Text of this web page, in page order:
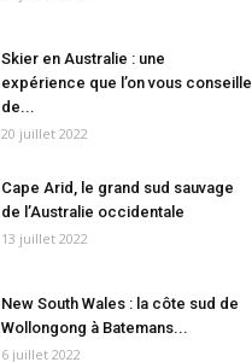
Skier en Australie : une
expérience que l’on vous conseille
de...
20 juillet 2022
Cape Arid, le grand sud sauvage
de l’Australie occidentale
13 juillet 2022
New South Wales : la côte sud de
Wollongong à Batemans...
6 juillet 2022